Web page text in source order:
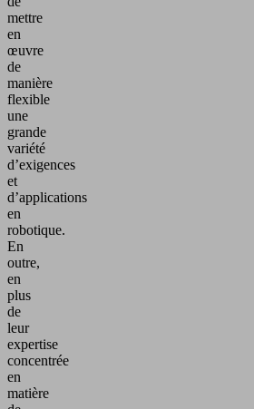
mettre
en
œuvre
de
manière
flexible
une
grande
variété
d’exigences
et
d’applications
en
robotique.
En
outre,
en
plus
de
leur
expertise
concentrée
en
matière